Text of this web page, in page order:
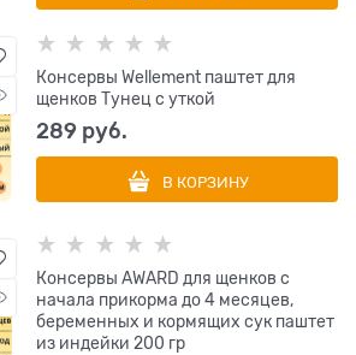
Консервы Wellement паштет для
щенков Тунец с уткой
289 руб.
В КОРЗИНУ
Консервы AWARD для щенков с
начала прикорма до 4 месяцев,
беременных и кормящих сук паштет
из индейки 200 гр